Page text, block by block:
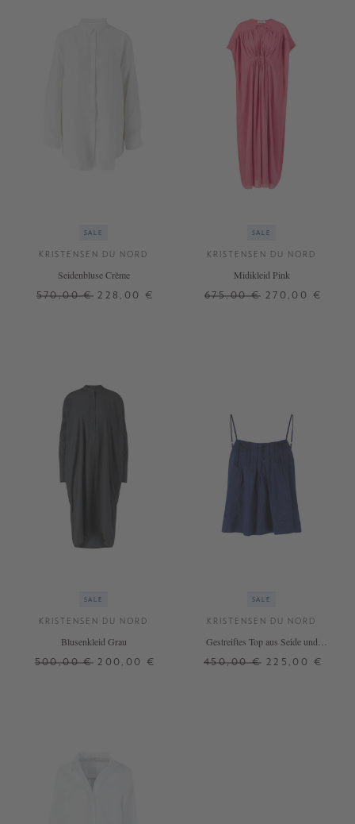
SALE
KRISTENSEN DU NORD
Seidenbluse Crème
570,00 € 228,00 €
SALE
KRISTENSEN DU NORD
Midikleid Pink
675,00 € 270,00 €
SALE
KRISTENSEN DU NORD
Blusenkleid Grau
500,00 € 200,00 €
SALE
KRISTENSEN DU NORD
Gestreiftes Top aus Seide und
450,00 € 225,00 €